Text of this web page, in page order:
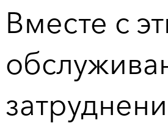
Вместе с